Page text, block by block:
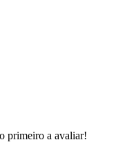
primeiro a avaliar!